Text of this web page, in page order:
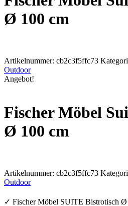
Ø 100 cm
Artikelnummer: cb2c3f5ffc73
Outdoor
Angebot!
Fischer Möbel
Ø 100 cm
Artikelnummer: cb2c3f5ffc73
Outdoor
✓ Fischer Möbel SUITE Bistrotisch Ø